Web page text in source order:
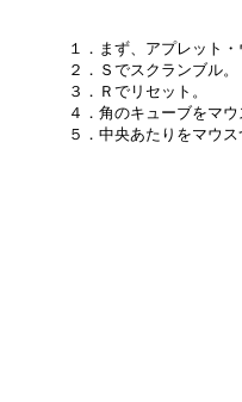
１．まず、アプレット
２．Ｓでスクランブル。
３．Ｒでリセット。
４．角のキューブをマ